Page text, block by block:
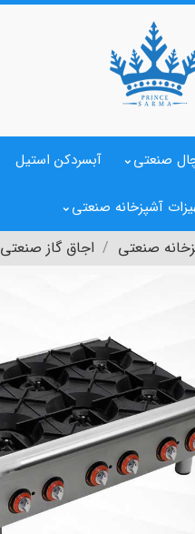
صنعتی آبسردکن استیل
آشپزخانه صنعتی
صنعتی اجاق گاز صنعتی